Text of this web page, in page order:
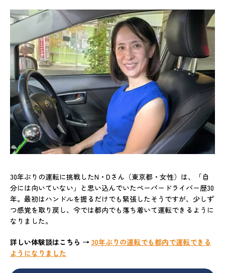
30年ぶりの運転に挑戦したN・Dさん（東京都・女性）は、「自
分には向いていない」と思い込んでいたペーパードライバー歴30
年。最初はハンドルを握るだけでも緊張したそうですが、少しず
つ感覚を取り戻し、今では都内でも落ち着いて運転できるように
なりました。
詳しい体験談はこちら → 30年ぶりの運転でも都内で運転できる
ようになりました